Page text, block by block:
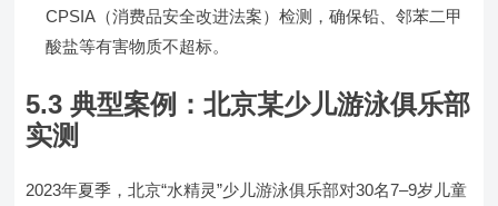
CPSIA（消费品安全改进法案）检测，确保铅、邻苯二甲
酸盐等有害物质不超标。
5.3 典型案例：北京某少儿游泳俱乐部
实测
2023年夏季，北京“水精灵”少儿游泳俱乐部对30名7–9岁儿童